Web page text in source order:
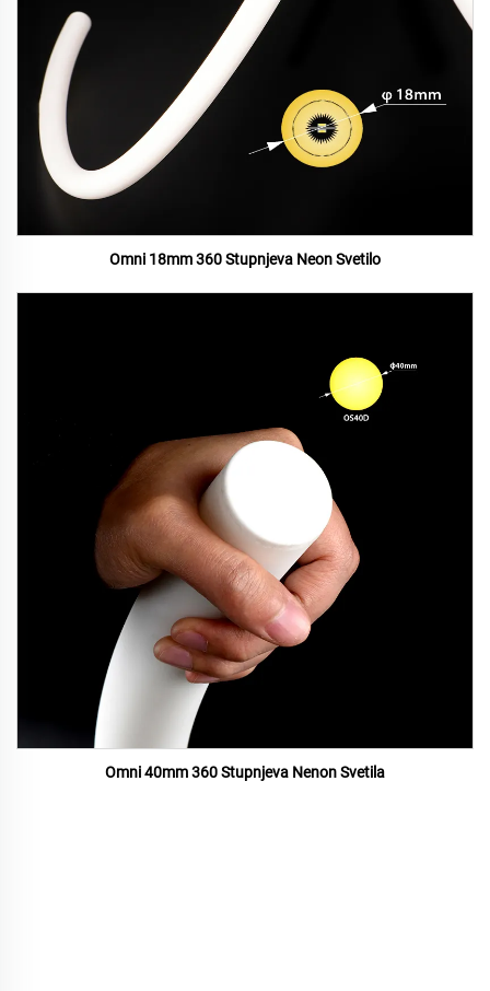
Omni 18mm 360 Stupnjeva Neon Svetilo
Omni 40mm 360 Stupnjeva Nenon Svetila